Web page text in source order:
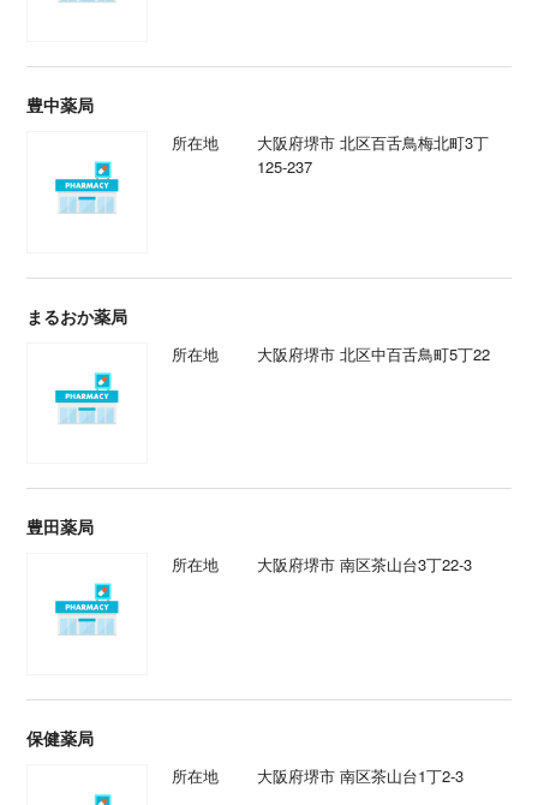
豊中薬局
所在地
大阪府堺市 北区百舌鳥梅北町3丁
125-237
まるおか薬局
所在地 大阪府堺市 北区中百舌鳥町5丁22
豊田薬局
所在地 大阪府堺市 南区茶山台3丁22-3
保健薬局
所在地 大阪府堺市 南区茶山台1丁2-3